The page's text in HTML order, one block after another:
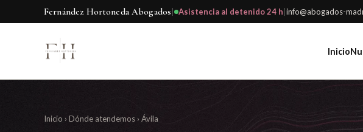
Fernández Hortoneda Abogados| Asistencia al detenido 24 h|info@abogados-
Inicio
Inicio › Dónde atendemos › Ávila